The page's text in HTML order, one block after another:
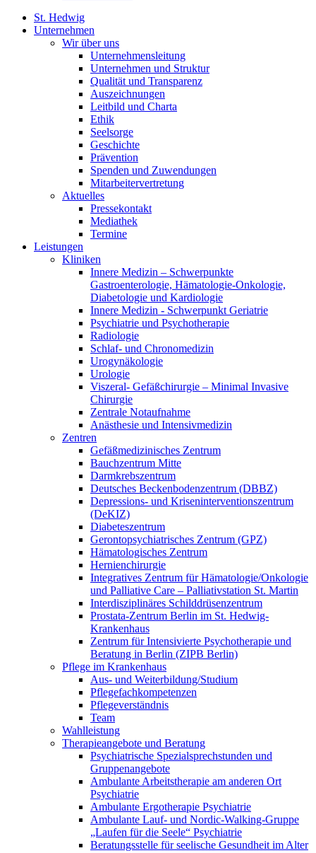
St. Hedwig
Unternehmen
Wir über uns
Unternehmensleitung
Unternehmen und Struktur
Qualität und Transparenz
Auszeichnungen
Leitbild und Charta
Ethik
Seelsorge
Geschichte
Prävention
Spenden und Zuwendungen
Mitarbeitervertretung
Aktuelles
Pressekontakt
Mediathek
Termine
Leistungen
Kliniken
Innere Medizin – Schwerpunkte
Gastroenterologie, Hämatologie-Onkologie,
Diabetologie und Kardiologie
Innere Medizin - Schwerpunkt Geriatrie
Psychiatrie und Psychotherapie
Radiologie
Schlaf- und Chronomedizin
Urogynäkologie
Urologie
Viszeral- Gefäßchirurgie – Minimal Invasive
Chirurgie
Zentrale Notaufnahme
Anästhesie und Intensivmedizin
Zentren
Gefäßmedizinisches Zentrum
Bauchzentrum Mitte
Darmkrebszentrum
Deutsches Beckenbodenzentrum (DBBZ)
Depressions- und Kriseninterventionszentrum
(DeKIZ)
Diabeteszentrum
Gerontopsychiatrisches Zentrum (GPZ)
Hämatologisches Zentrum
Hernienchirurgie
Integratives Zentrum für Hämatologie/Onkologie
und Palliative Care – Palliativstation St. Martin
Interdisziplinäres Schilddrüsenzentrum
Prostata-Zentrum Berlin im St. Hedwig-
Krankenhaus
Zentrum für Intensivierte Psychotherapie und
Beratung in Berlin (ZIPB Berlin)
Pflege im Krankenhaus
Aus- und Weiterbildung/Studium
Pflegefachkompetenzen
Pflegeverständnis
Team
Wahlleistung
Therapieangebote und Beratung
Psychiatrische Spezialsprechstunden und
Gruppenangebote
Ambulante Arbeitstherapie am anderen Ort
Psychiatrie
Ambulante Ergotherapie Psychiatrie
Ambulante Lauf- und Nordic-Walking-Gruppe
„Laufen für die Seele“ Psychiatrie
Beratungsstelle für seelische Gesundheit im Alter